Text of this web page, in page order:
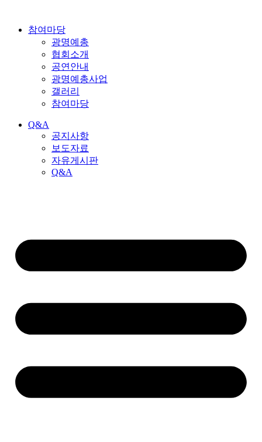
참여마당
광명예총
협회소개
공연안내
광명예총사업
갤러리
참여마당
Q&A
공지사항
보도자료
자유게시판
Q&A